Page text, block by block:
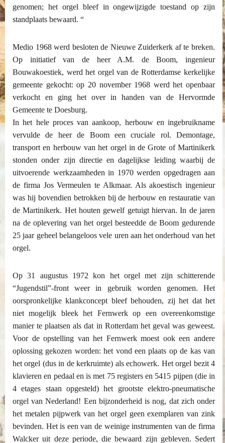
genomen; het orgel bleef in ongewijzigde toestand op zijn
standplaats bewaard. “
Medio 1968 werd besloten de Nieuwe Zuiderkerk af te breken.
Op initiatief van de heer A.M. de Boom, ingenieur
Bouwakoestiek, werd het orgel van de Rotterdamse kerkelijke
gemeente gekocht: op 20 november 1968 werd het openbaar
verkocht en ging het over in handen van de Hervormde
Gemeente te Doesburg.
In het hele proces van aankoop, herbouw en ingebruikname
vervulde de heer de Boom een cruciale rol. Demontage,
transport en herbouw van het orgel in de Grote of Martinikerk
stonden onder zijn directie en dagelijkse leiding waarbij de
uitvoerende werkzaamheden in 1970 werden opgedragen aan
de firma Jos Vermeulen te Alkmaar. Als akoestisch ingenieur
was hij bovendien betrokken bij de herbouw en restauratie van
de Martinikerk. Het houten gewelf getuigt hiervan. In de jaren
na de oplevering van het orgel besteedde de Boom gedurende
25 jaar geheel belangeloos vele uren aan het onderhoud van het
orgel.
Op 31 augustus 1972 kon het orgel met zijn schitterende
“Jugendstil”-front weer in gebruik worden genomen. Het
oorspronkelijke klankconcept bleef behouden, zij het dat het
niet mogelijk bleek het Fernwerk op een overeenkomstige
manier te plaatsen als dat in Rotterdam het geval was geweest.
Voor de opstelling van het Fernwerk moest ook een andere
oplossing gekozen worden: het vond een plaats op de kas van
het orgel (dus in de kerkruimte) als echowerk. Het orgel bezit 4
klavieren en pedaal en is met 75 registers en 5415 pijpen (die in
4 etages staan opgesteld) het grootste elektro-pneumatische
orgel van Nederland! Een bijzonderheid is nog, dat zich onder
het metalen pijpwerk van het orgel geen exemplaren van zink
bevinden. Het is een van de weinige instrumenten van de firma
Walcker uit deze periode, die bewaard zijn gebleven. Sedert